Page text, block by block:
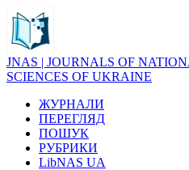
JNAS | JOURNALS OF
SCIENCES OF UKRAINE
ЖУРНАЛИ
ПЕРЕГЛЯД
ПОШУК
РУБРИКИ
LibNAS UA